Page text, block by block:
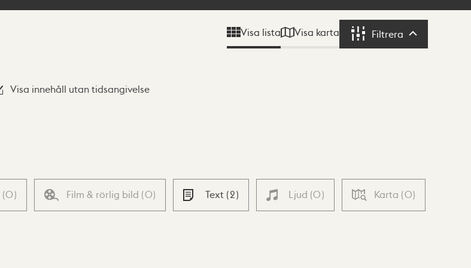
Visa lista Visa karta Filtrera Filtrera
Visa innehåll utan tidsangivelse
(0) Film & rörlig bild (0) Text (2) Ljud (0) Karta (0)